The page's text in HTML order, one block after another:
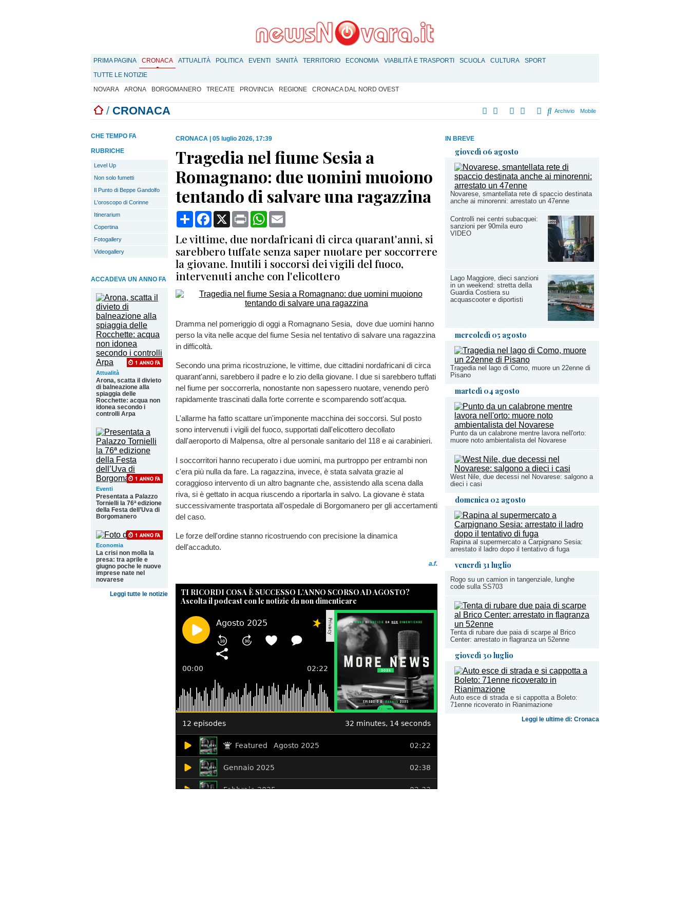
PRIMA PAGINA CRONACA ATTUALITÀ POLITICA EVENTI SANITÀ TERRITORIO ECONOMIA VIABILITÀ E TRASPORTI SCUOLA CULTURA
SPORT
TUTTE LE NOTIZIE
NOVARA
ARONA BORGOMANERO TRECATE PROVINCIA REGIONE CRONACA DAL NORD OVEST
/ CRONACA Archivio Mobile
IN BREVE
giovedì 06 agosto
Novarese, smantellata rete di spaccio destinata
anche ai minorenni: arrestato un 47enne
Controlli nei centri subacquei:
sanzioni per 90mila euro
VIDEO
Lago Maggiore, dieci sanzioni
in un weekend: stretta della
Guardia Costiera su
acquascooter e diportisti
mercoledì 05 agosto
Tragedia nel lago di Como, muore un 22enne di
Pisano
martedì 04 agosto
Punto da un calabrone mentre lavora nell'orto:
muore noto ambientalista del Novarese
West Nile, due decessi nel Novarese: salgono a
dieci i casi
domenica 02 agosto
Rapina al supermercato a Carpignano Sesia:
arrestato il ladro dopo il tentativo di fuga
venerdì 31 luglio
Rogo su un camion in tangenziale, lunghe
code sulla SS703
Tenta di rubare due paia di scarpe al Brico
Center: arrestato in flagranza un 52enne
giovedì 30 luglio
Auto esce di strada e si cappotta a Boleto:
71enne ricoverato in Rianimazione
Leggi le ultime di: Cronaca
CHE TEMPO FA
RUBRICHE
Level Up
Non solo fumetti
Il Punto di Beppe Gandolfo
L'oroscopo di Corinne
Itinerarium
Copertina
Fotogallery
Videogallery
ACCADEVA UN ANNO FA
Attualità
Arona, scatta il divieto
di balneazione alla
spiaggia delle
Rocchette: acqua non
idonea secondo i
controlli Arpa
Eventi
Presentata a Palazzo
Tornielli la 76ª edizione
della Festa dell’Uva di
Borgomanero
Economia
La crisi non molla la
presa: tra aprile e
giugno poche le nuove
imprese nate nel
novarese
Leggi tutte le notizie
CRONACA 05 luglio 2026, 17:39
Tragedia nel fiume Sesia a
Romagnano: due uomini muoiono
tentando di salvare una ragazzina
CondividiFacebook
X Print WhatsApp
Le vittime, due nordafricani di circa quarant'anni, si
sarebbero tuffate senza saper nuotare per soccorrere
la giovane. Inutili i soccorsi dei vigili del fuoco,
intervenuti anche con l'elicottero
Dramma nel pomeriggio di oggi a Romagnano Sesia, dove due uomini hanno
perso la vita nelle acque del fiume Sesia nel tentativo di salvare una ragazzina
in difficoltà.
Secondo una prima ricostruzione, le vittime, due cittadini nordafricani di circa
quarant'anni, sarebbero il padre e lo zio della giovane. I due si sarebbero tuffati
nel fiume per soccorrerla, nonostante non sapessero nuotare, venendo però
rapidamente trascinati dalla forte corrente e scomparendo sott'acqua.
L'allarme ha fatto scattare un'imponente macchina dei soccorsi. Sul posto
sono intervenuti i vigili del fuoco, supportati dall'elicottero decollato
dall'aeroporto di Malpensa, oltre al personale sanitario del 118 e ai carabinieri.
I soccorritori hanno recuperato i due uomini, ma purtroppo per entrambi non
c'era più nulla da fare. La ragazzina, invece, è stata salvata grazie al
coraggioso intervento di un altro bagnante che, assistendo alla scena dalla
riva, si è gettato in acqua riuscendo a riportarla in salvo. La giovane è stata
successivamente trasportata all'ospedale di Borgomanero per gli accertamenti
del caso.
Le forze dell'ordine stanno ricostruendo con precisione la dinamica
dell'accaduto.
a.f.
TI RICORDI COSA È SUCCESSO L’ANNO SCORSO AD AGOSTO?
Ascolta il podcast con le notizie da non dimenticare